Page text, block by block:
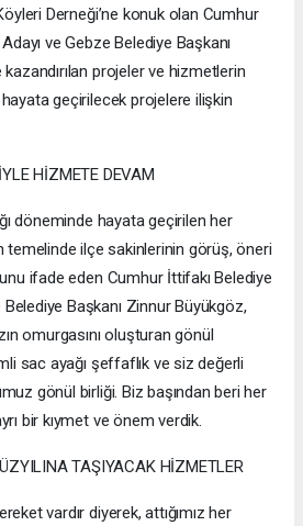
Derneği’ne konuk olan Cumhur
ve Gebze Belediye Başkanı
projeler ve hizmetlerin
geçirilecek projelere ilişkin
HİZMETE DEVAM
döneminde hayata geçirilen her
temelinde ilçe sakinlerinin görüş, öneri
ifade eden Cumhur İttifakı Belediye
Başkanı Zinnur Büyükgöz,
omurgasını oluşturan gönül
sac ayağı şeffaflık ve siz değerli
gönül birliği. Biz başından beri her
bir kıymet ve önem verdik.
TAŞIYACAK HİZMETLER
vardır diyerek, attığımız her